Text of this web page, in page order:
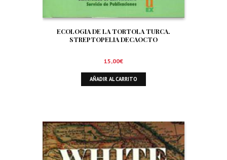
ECOLOGIA DE LA TORTOLA TURCA.
STREPTOPELIA DECAOCTO
15,00€
AÑADIR AL CARRITO